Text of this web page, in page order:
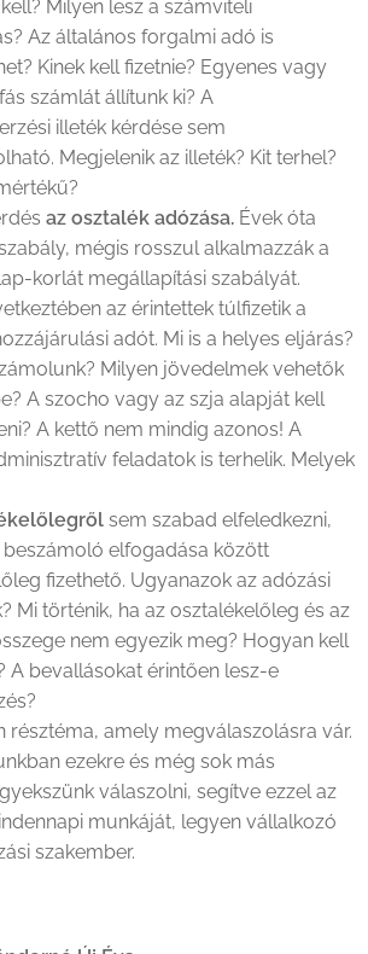
Milyen lesz a számviteli
Az általános forgalmi adó is
Kinek kell fizetnie? Egyenes vagy
számlát állítunk ki? A
illeték kérdése sem
Megjelenik az illeték? Kit terhel?
az osztalék adózása. Évek óta
mégis rosszul alkalmazzák a
korlát megállapítási szabályát.
az érintettek túlfizetik a
adót. Mi is a helyes eljárás?
Milyen jövedelmek vehetők
A szocho vagy az szja alapját kell
A kettő nem mindig azonos! A
feladatok is terhelik. Melyek
sem szabad elfeledkezni,
beszámoló elfogadása között
fizethető. Ugyanazok az adózási
Mi történik, ha az osztalékelőleg és az
nem egyezik meg? Hogyan kell
A bevallásokat érintően lesz-e
résztéma, amely megválaszolásra vár.
ezekre és még sok más
válaszolni, segítve ezzel az
munkáját, legyen vállalkozó
szakember.